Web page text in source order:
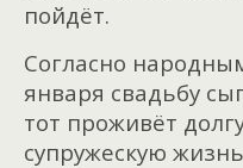
пойдёт.
Согласно
января свадьбу
тот проживёт
супружескую